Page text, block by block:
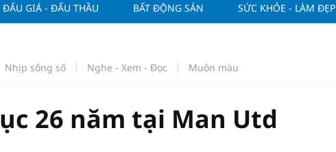
tuần qua: Vàng thế giới "bứt tốc"
công bố và chính thức mở màn Vòng sơ khảo Miss Galaxy Việt
giá quyền sử dụng đất và khách sạn tại tại số 8 - 10 Chu Văn An
dư địa phát triển mới
hàng cắt giảm nghìn nhân sự, tăng thu nhập cho nhân viên
ĐẤU GIÁ - ĐẤU THẦU BẤT ĐỘNG SẢN SỨC KHỎE - LÀM ĐẸP
Nhịp sống số Nghe - Xem - Đọc Muôn màu
26 năm tại Man Utd